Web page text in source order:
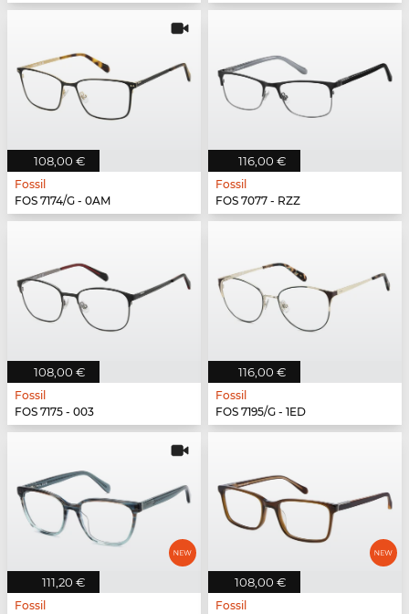
108,00 €
Fossil
FOS 7174/G - 0AM
116,00 €
Fossil
FOS 7077 - RZZ
108,00 €
Fossil
FOS 7175 - 003
116,00 €
Fossil
FOS 7195/G - 1ED
111,20 €
Fossil
108,00 €
Fossil